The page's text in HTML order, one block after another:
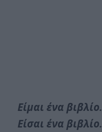
Είμαι ένα βιβλίο.
Είσαι ένα βιβλίο.